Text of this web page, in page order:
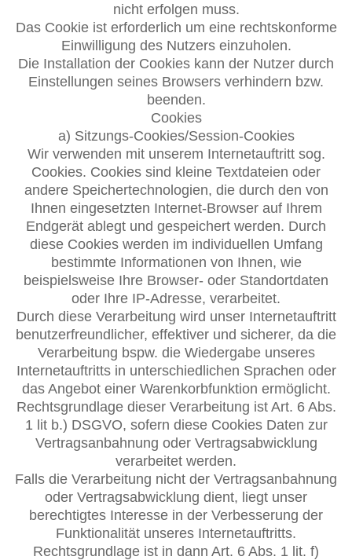
nicht erfolgen muss.
Das Cookie ist erforderlich um eine rechtskonforme
Einwilligung des Nutzers einzuholen.
Die Installation der Cookies kann der Nutzer durch
Einstellungen seines Browsers verhindern bzw.
beenden.
Cookies
a) Sitzungs-Cookies/Session-Cookies
Wir verwenden mit unserem Internetauftritt sog.
Cookies. Cookies sind kleine Textdateien oder
andere Speichertechnologien, die durch den von
Ihnen eingesetzten Internet-Browser auf Ihrem
Endgerät ablegt und gespeichert werden. Durch
diese Cookies werden im individuellen Umfang
bestimmte Informationen von Ihnen, wie
beispielsweise Ihre Browser- oder Standortdaten
oder Ihre IP-Adresse, verarbeitet.
Durch diese Verarbeitung wird unser Internetauftritt
benutzerfreundlicher, effektiver und sicherer, da die
Verarbeitung bspw. die Wiedergabe unseres
Internetauftritts in unterschiedlichen Sprachen oder
das Angebot einer Warenkorbfunktion ermöglicht.
Rechtsgrundlage dieser Verarbeitung ist Art. 6 Abs.
1 lit b.) DSGVO, sofern diese Cookies Daten zur
Vertragsanbahnung oder Vertragsabwicklung
verarbeitet werden.
Falls die Verarbeitung nicht der Vertragsanbahnung
oder Vertragsabwicklung dient, liegt unser
berechtigtes Interesse in der Verbesserung der
Funktionalität unseres Internetauftritts.
Rechtsgrundlage ist in dann Art. 6 Abs. 1 lit. f)